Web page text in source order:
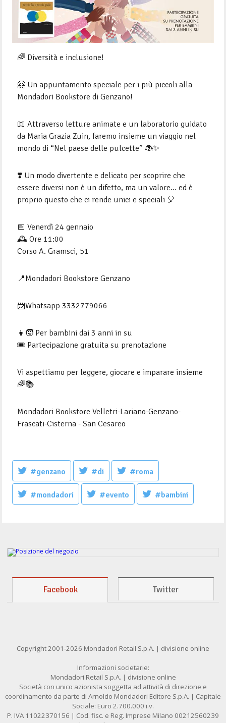
🌈 Diversità e inclusione!
🤗 Un appuntamento speciale per i più piccoli alla
Mondadori Bookstore di Genzano!
📖 Attraverso letture animate e un laboratorio guidato
da Maria Grazia Zuin, faremo insieme un viaggio nel
mondo di “Nel paese delle pulcette” 🐞✨
❣️ Un modo divertente e delicato per scoprire che
essere diversi non è un difetto, ma un valore… ed è
proprio questo che ci rende unici e speciali 🎈
📅 Venerdì 24 gennaio
🕰️ Ore 11:00
Corso A. Gramsci, 51
📍Mondadori Bookstore Genzano
📨Whatsapp 3332779066
👧🧒 Per bambini dai 3 anni in su
🎟 Partecipazione gratuita su prenotazione
Vi aspettiamo per leggere, giocare e imparare insieme
🌈📚
Mondadori Bookstore Velletri-Lariano-Genzano-
Frascati-Cisterna - San Cesareo
#genzano #di #roma
#mondadori #evento #bambini
Facebook Twitter
Copyright 2001-2026 Mondadori Retail S.p.A. | divisione online
Informazioni societarie:
Mondadori Retail S.p.A. | divisione online
Società con unico azionista soggetta ad attività di direzione e
coordinamento da parte di Arnoldo Mondadori Editore S.p.A. | Capitale
Sociale: Euro 2.700.000 i.v.
P. IVA 11022370156 | Cod. fisc. e Reg. Imprese Milano 00212560239